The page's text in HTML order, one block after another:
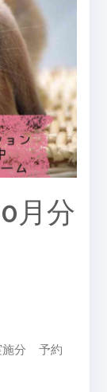
ピ
ー
ル
ー
ム
月分
施分 予約